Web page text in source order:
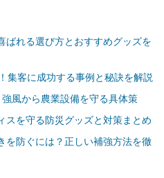
ばれる選び方とおすすめグッズを
集客に成功する事例と秘訣を解説
風から農業設備を守る具体策
スを守る防災グッズと対策まとめ
を防ぐには？正しい補強方法を徹